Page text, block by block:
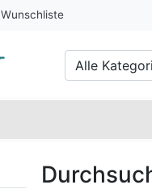
Wunschliste
Alle